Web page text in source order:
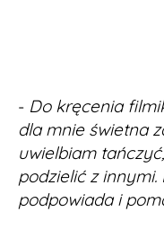
- Do kręcenia
dla mnie świetna
uwielbiam
podzielić z innymi.
podpowiada i